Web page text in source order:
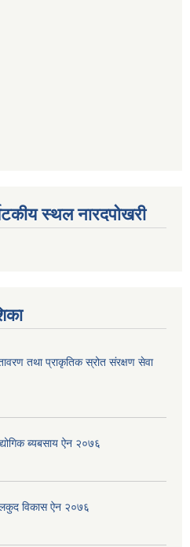
स्थल नारदपोखरी
तथा प्राकृतिक स्रोत संरक्षण सेवा
ब्यबसाय ऐन २०७६
विकास ऐन २०७६